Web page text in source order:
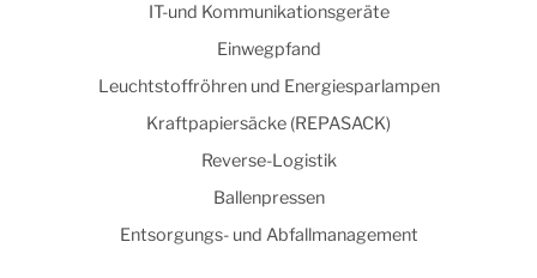
IT-und Kommunikationsgeräte
Einwegpfand
Leuchtstoffröhren und Energiesparlampen
Kraftpapiersäcke (REPASACK)
Reverse-Logistik
Ballenpressen
Entsorgungs- und Abfallmanagement